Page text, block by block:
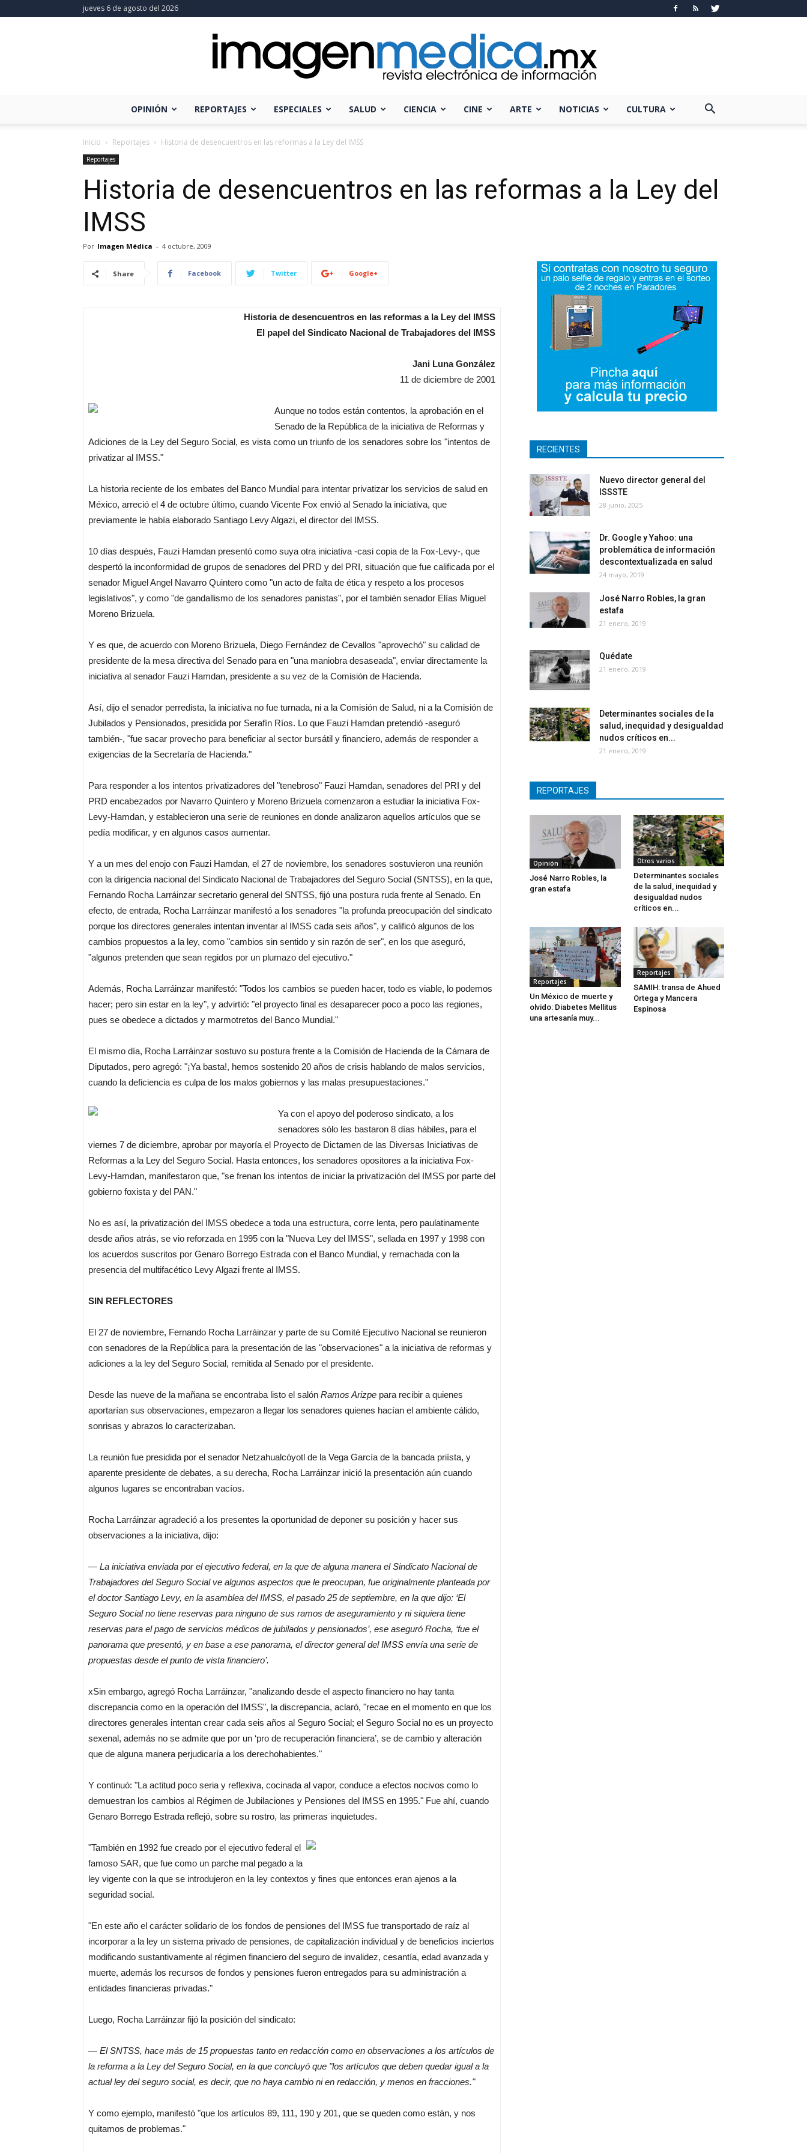
jueves 6 de agosto del 2026
OPINIÓN REPORTAJES ESPECIALES SALUD CIENCIA CINE ARTE NOTICIAS CULTURA
Inicio Reportajes Historia de desencuentros en las reformas a la Ley del IMSS
Reportajes
Historia de desencuentros en las reformas a la Ley del
IMSS
Por Imagen Médica - 4 octubre, 2009
Share Facebook Twitter Google+
Historia de desencuentros en las reformas a la Ley del IMSS
El papel del Sindicato Nacional de Trabajadores del IMSS
Jani Luna González
11 de diciembre de 2001
Aunque no todos están contentos, la aprobación en el
Senado de la República de la iniciativa de Reformas y
Adiciones de la Ley del Seguro Social, es vista como un triunfo de los senadores sobre los "intentos de
privatizar al IMSS."
La historia reciente de los embates del Banco Mundial para intentar privatizar los servicios de salud en
México, arreció el 4 de octubre último, cuando Vicente Fox envió al Senado la iniciativa, que
previamente le había elaborado Santiago Levy Algazi, el director del IMSS.
10 días después, Fauzi Hamdan presentó como suya otra iniciativa -casi copia de la Fox-Levy-, que
despertó la inconformidad de grupos de senadores del PRD y del PRI, situación que fue calificada por el
senador Miguel Angel Navarro Quintero como "un acto de falta de ética y respeto a los procesos
legislativos", y como "de gandallismo de los senadores panistas", por el también senador Elías Miguel
Moreno Brizuela.
Y es que, de acuerdo con Moreno Brizuela, Diego Fernández de Cevallos "aprovechó" su calidad de
presidente de la mesa directiva del Senado para en "una maniobra desaseada", enviar directamente la
iniciativa al senador Fauzi Hamdan, presidente a su vez de la Comisión de Hacienda.
Así, dijo el senador perredista, la iniciativa no fue turnada, ni a la Comisión de Salud, ni a la Comisión de
Jubilados y Pensionados, presidida por Serafín Ríos. Lo que Fauzi Hamdan pretendió -aseguró
también-, "fue sacar provecho para beneficiar al sector bursátil y financiero, además de responder a
exigencias de la Secretaría de Hacienda."
Para responder a los intentos privatizadores del "tenebroso" Fauzi Hamdan, senadores del PRI y del
PRD encabezados por Navarro Quintero y Moreno Brizuela comenzaron a estudiar la iniciativa Fox-
Levy-Hamdan, y establecieron una serie de reuniones en donde analizaron aquellos artículos que se
pedía modificar, y en algunos casos aumentar.
Y a un mes del enojo con Fauzi Hamdan, el 27 de noviembre, los senadores sostuvieron una reunión
con la dirigencia nacional del Sindicato Nacional de Trabajadores del Seguro Social (SNTSS), en la que,
Fernando Rocha Larráinzar secretario general del SNTSS, fijó una postura ruda frente al Senado. En
efecto, de entrada, Rocha Larráinzar manifestó a los senadores "la profunda preocupación del sindicato
porque los directores generales intentan inventar al IMSS cada seis años", y calificó algunos de los
cambios propuestos a la ley, como "cambios sin sentido y sin razón de ser", en los que aseguró,
"algunos pretenden que sean regidos por un plumazo del ejecutivo."
Además, Rocha Larráinzar manifestó: "Todos los cambios se pueden hacer, todo es viable, lo podemos
hacer; pero sin estar en la ley", y advirtió: "el proyecto final es desaparecer poco a poco las regiones,
pues se obedece a dictados y marmotretos del Banco Mundial."
El mismo día, Rocha Larráinzar sostuvo su postura frente a la Comisión de Hacienda de la Cámara de
Diputados, pero agregó: "¡Ya basta!, hemos sostenido 20 años de crisis hablando de malos servicios,
cuando la deficiencia es culpa de los malos gobiernos y las malas presupuestaciones."
Ya con el apoyo del poderoso sindicato, a los
senadores sólo les bastaron 8 días hábiles, para el
viernes 7 de diciembre, aprobar por mayoría el Proyecto de Dictamen de las Diversas Iniciativas de
Reformas a la Ley del Seguro Social. Hasta entonces, los senadores opositores a la iniciativa Fox-
Levy-Hamdan, manifestaron que, "se frenan los intentos de iniciar la privatización del IMSS por parte del
gobierno foxista y del PAN."
No es así, la privatización del IMSS obedece a toda una estructura, corre lenta, pero paulatinamente
desde años atrás, se vio reforzada en 1995 con la "Nueva Ley del IMSS", sellada en 1997 y 1998 con
los acuerdos suscritos por Genaro Borrego Estrada con el Banco Mundial, y remachada con la
presencia del multifacético Levy Algazi frente al IMSS.
SIN REFLECTORES
El 27 de noviembre, Fernando Rocha Larráinzar y parte de su Comité Ejecutivo Nacional se reunieron
con senadores de la República para la presentación de las "observaciones" a la iniciativa de reformas y
adiciones a la ley del Seguro Social, remitida al Senado por el presidente.
Desde las nueve de la mañana se encontraba listo el salón Ramos Arizpe para recibir a quienes
aportarían sus observaciones, empezaron a llegar los senadores quienes hacían el ambiente cálido,
sonrisas y abrazos lo caracterizaban.
La reunión fue presidida por el senador Netzahualcóyotl de la Vega García de la bancada priísta, y
aparente presidente de debates, a su derecha, Rocha Larráinzar inició la presentación aún cuando
algunos lugares se encontraban vacíos.
Rocha Larráinzar agradeció a los presentes la oportunidad de deponer su posición y hacer sus
observaciones a la iniciativa, dijo:
— La iniciativa enviada por el ejecutivo federal, en la que de alguna manera el Sindicato Nacional de
Trabajadores del Seguro Social ve algunos aspectos que le preocupan, fue originalmente planteada por
el doctor Santiago Levy, en la asamblea del IMSS, el pasado 25 de septiembre, en la que dijo: ‘El
Seguro Social no tiene reservas para ninguno de sus ramos de aseguramiento y ni siquiera tiene
reservas para el pago de servicios médicos de jubilados y pensionados’, ese aseguró Rocha, ‘fue el
panorama que presentó, y en base a ese panorama, el director general del IMSS envía una serie de
propuestas desde el punto de vista financiero’.
xSin embargo, agregó Rocha Larráinzar, "analizando desde el aspecto financiero no hay tanta
discrepancia como en la operación del IMSS", la discrepancia, aclaró, "recae en el momento en que los
directores generales intentan crear cada seis años al Seguro Social; el Seguro Social no es un proyecto
sexenal, además no se admite que por un ‘pro de recuperación financiera’, se de cambio y alteración
que de alguna manera perjudicaría a los derechohabientes."
Y continuó: "La actitud poco seria y reflexiva, cocinada al vapor, conduce a efectos nocivos como lo
demuestran los cambios al Régimen de Jubilaciones y Pensiones del IMSS en 1995." Fue ahí, cuando
Genaro Borrego Estrada reflejó, sobre su rostro, las primeras inquietudes.
"También en 1992 fue creado por el ejecutivo federal el
famoso SAR, que fue como un parche mal pegado a la
ley vigente con la que se introdujeron en la ley contextos y fines que entonces eran ajenos a la
seguridad social.
"En este año el carácter solidario de los fondos de pensiones del IMSS fue transportado de raíz al
incorporar a la ley un sistema privado de pensiones, de capitalización individual y de beneficios inciertos
modificando sustantivamente al régimen financiero del seguro de invalidez, cesantía, edad avanzada y
muerte, además los recursos de fondos y pensiones fueron entregados para su administración a
entidades financieras privadas."
Luego, Rocha Larráinzar fijó la posición del sindicato:
— El SNTSS, hace más de 15 propuestas tanto en redacción como en observaciones a los artículos de
la reforma a la Ley del Seguro Social, en la que concluyó que "los artículos que deben quedar igual a la
actual ley del seguro social, es decir, que no haya cambio ni en redacción, y menos en fracciones."
Y como ejemplo, manifestó "que los artículos 89, 111, 190 y 201, que se queden como están, y nos
quitamos de problemas."
RECIENTES
Nuevo director general del
ISSSTE
28 junio, 2025
Dr. Google y Yahoo: una
problemática de información
descontextualizada en salud
24 mayo, 2019
José Narro Robles, la gran
estafa
21 enero, 2019
Quédate
21 enero, 2019
Determinantes sociales de la
salud, inequidad y desigualdad
nudos críticos en...
21 enero, 2019
REPORTAJES
Opinión
José Narro Robles, la
gran estafa
Otros varios
Determinantes sociales
de la salud, inequidad y
desigualdad nudos
críticos en...
Reportajes
Un México de muerte y
olvido: Diabetes Mellitus
una artesanía muy...
Reportajes
SAMIH: transa de Ahued
Ortega y Mancera
Espinosa